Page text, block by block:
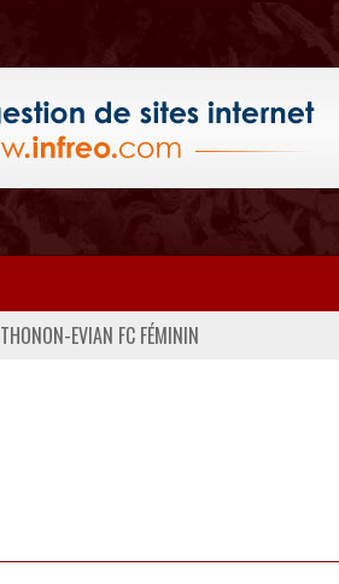
THONON-EVIAN FC FÉMININ